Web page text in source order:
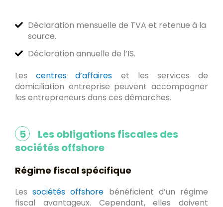
Déclaration mensuelle de TVA et retenue à la
source.
Déclaration annuelle de l’IS.
Lescentres d’affaires et les services de
domiciliation entreprise peuvent accompagner
les entrepreneurs dans ces démarches.
5
Les obligations fiscales des
sociétés offshore
Régime fiscal spécifique
Lessociétés offshore bénéficient d’un régime
fiscal avantageux. Cependant, elles doivent